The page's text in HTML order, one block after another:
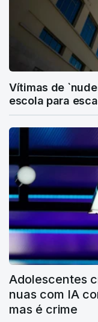
Vítimas de
escola para
Adolescentes
nuas com IA
mas é crime